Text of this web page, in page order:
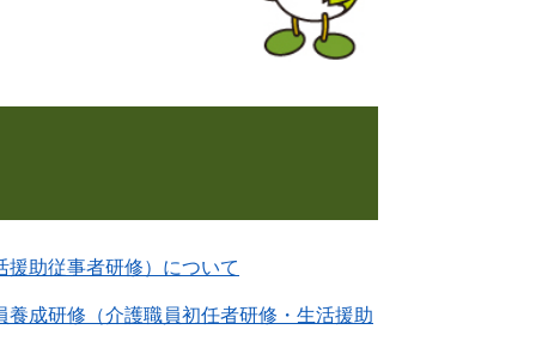
助従事者研修）について
成研修（介護職員初任者研修・生活援助